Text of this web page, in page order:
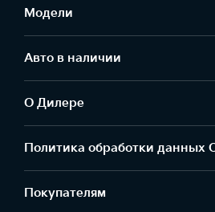
Модели
Авто в наличии
О Дилере
Политика обработки данных
Покупателям